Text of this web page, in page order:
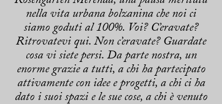
nella vita urbana bolzanina che noi ci
siamo goduti al 100%. Voi? C’eravate?
Ritrovatevi qui. Non c’eravate? Guardate
cosa vi siete persi. Da parte nostra, un
enorme grazie a tutti, a chi ha partecipato
attivamente con idee e progetti, a chi ci ha
dato i suoi spazi e le sue cose, a chi è venuto